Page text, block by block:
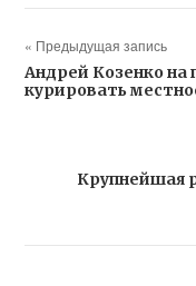
« Предыдущая запись
Андрей Козенко на
курировать
Крупнейшая